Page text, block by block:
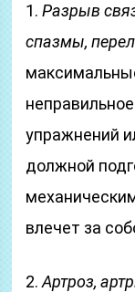
1.Разрыв
спазмы,
упражнений
должной
влечет за
2.Артроз,